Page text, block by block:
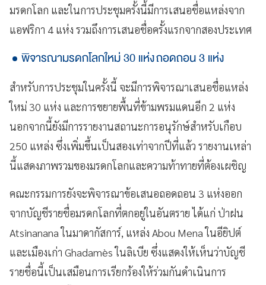
มรดกโลก และในการประชุมครั้งนี้มีการเสนอชื่อแหล่งจาก
แอฟริกา 4 แห่ง รวมถึงการเสนอชื่อครั้งแรกจากสองประเทศ
พิจารณามรดกโลกใหม่ 30 แห่ง ถอดถอน 3 แห่ง
สำหรับการประชุมในครั้งนี้ จะมีการพิจารณาเสนอชื่อแหล่ง
ใหม่ 30 แห่ง และการขยายพื้นที่ข้ามพรมแดนอีก 2 แห่ง
นอกจากนี้ยังมีการรายงานสถานะการอนุรักษ์สำหรับเกือบ
250 แหล่ง ซึ่งเพิ่มขึ้นเป็นสองเท่าจากปีที่แล้ว รายงานเหล่า
นี้แสดงภาพรวมของมรดกโลกและความท้าทายที่ต้องเผชิญ
คณะกรรมการยังจะพิจารณาข้อเสนอถอดถอน 3 แห่งออก
จากบัญชีรายชื่อมรดกโลกที่ตกอยู่ในอันตราย ได้แก่ ป่าฝน
Atsinanana ในมาดากัสการ์, แหล่ง Abou Mena ในอียิปต์
และเมืองเก่า Ghadamès ในลิเบีย ซึ่งแสดงให้เห็นว่าบัญชี
รายชื่อนี้เป็นเสมือนการเรียกร้องให้ร่วมกันดำเนินการ